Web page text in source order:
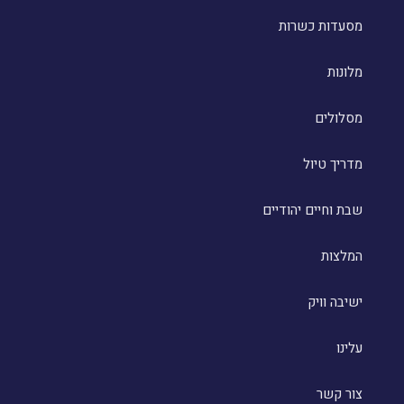
מסעדות כשרות
מלונות
מסלולים
מדריך טיול
שבת וחיים יהודיים
המלצות
ישיבה וויק
עלינו
צור קשר